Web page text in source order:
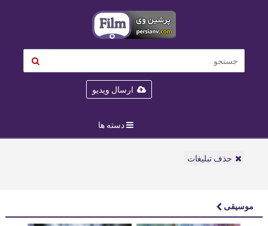
ارسال ویدیو
دسته ها
حذف تبلیغات
موسیقی